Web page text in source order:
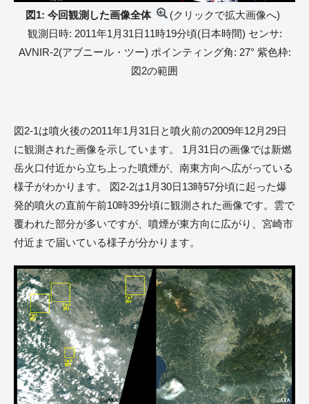
図1: 今回観測した画像全体
(クリックで拡大画像へ)
観測日時: 2011年1月31日11時19分頃(日本時間) センサ:
AVNIR-2(アブニール・ツー) ポインティング角: 27° 紫色枠:
図2の範囲
図2-1は噴火後の2011年1月31日と噴火前の2009年12月29日
に観測された画像を示しています。 1月31日の画像では新燃
岳火口付近から立ち上った噴煙が、南東方向へ広がっている
様子がわかります。 図2-2は1月30日13時57分頃に起った爆
発的噴火の直前午前10時39分頃に観測された画像です。雲で
覆われた部分が多いですが、噴煙が東方向に広がり、宮崎市
付近まで届いている様子が分かります。